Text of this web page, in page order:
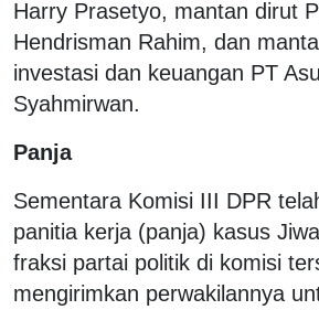
Harry Prasetyo, mantan dirut
Hendrisman Rahim, dan
investasi dan keuangan PT
Syahmirwan.
Panja
Sementara Komisi III DPR
panitia kerja (panja) kasus
fraksi partai politik di komisi
mengirimkan perwakilannya